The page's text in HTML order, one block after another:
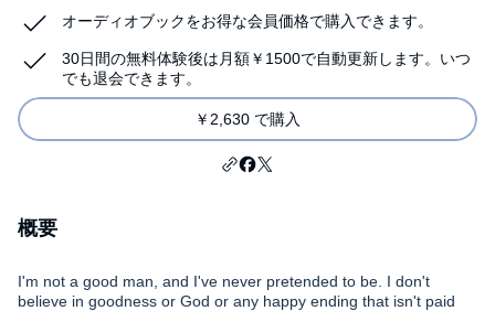
オーディオブックをお得な会員価格で購入できます。
30日間の無料体験後は月額￥1500で自動更新します。いつ
でも退会できます。
￥2,630 で購入
概要
I'm not a good man, and I've never pretended to be. I don't
believe in goodness or God or any happy ending that isn't paid